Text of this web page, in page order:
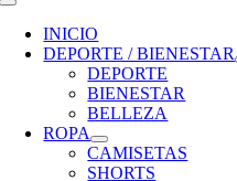
Toggle
Navigation
INICIO
DEPORTE / BIENESTAR
DEPORTE
BIENESTAR
BELLEZA
ROPA
CAMISETAS
SHORTS